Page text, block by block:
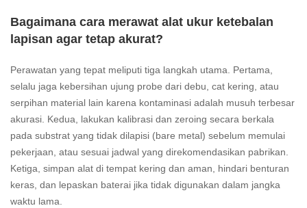
Bagaimana cara merawat alat ukur ketebalan
lapisan agar tetap akurat?
Perawatan yang tepat meliputi tiga langkah utama. Pertama,
selalu jaga kebersihan ujung probe dari debu, cat kering, atau
serpihan material lain karena kontaminasi adalah musuh terbesar
akurasi. Kedua, lakukan kalibrasi dan zeroing secara berkala
pada substrat yang tidak dilapisi (bare metal) sebelum memulai
pekerjaan, atau sesuai jadwal yang direkomendasikan pabrikan.
Ketiga, simpan alat di tempat kering dan aman, hindari benturan
keras, dan lepaskan baterai jika tidak digunakan dalam jangka
waktu lama.